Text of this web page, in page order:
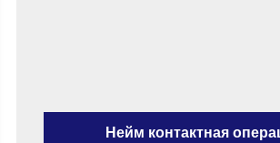
Нейм контактная